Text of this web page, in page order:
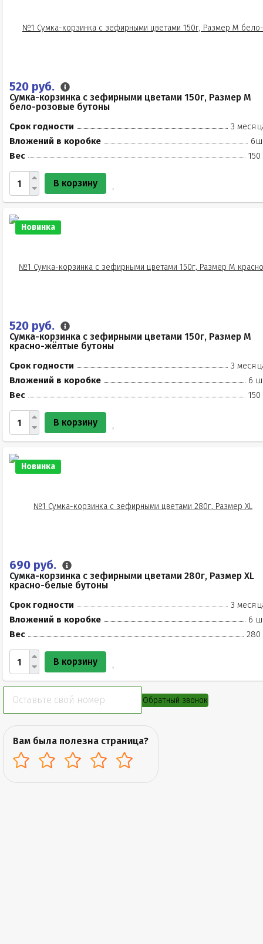
520 руб.
Сумка-корзинка с зефирными цветами 150г, Размер М
бело-розовые бутоны
Срок годности
3
Вложений в коробке
Вес
150
В корзину
Новинка
520 руб.
Сумка-корзинка с зефирными цветами 150г, Размер М
красно-жёлтые бутоны
Срок годности
3
Вложений в коробке
6
Вес
150
В корзину
Новинка
690 руб.
Сумка-корзинка с зефирными цветами 280г, Размер XL
красно-белые бутоны
Срок годности
3
Вложений в коробке
6
Вес
280
В корзину
Обратный звонок
Вам была полезна страница?